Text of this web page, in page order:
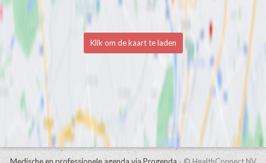
Klik om de kaart te laden
Medische en professionele agenda via Progenda- © HealthConnect NV